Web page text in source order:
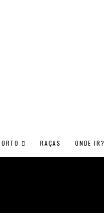
RAÇAS ONDE IR?